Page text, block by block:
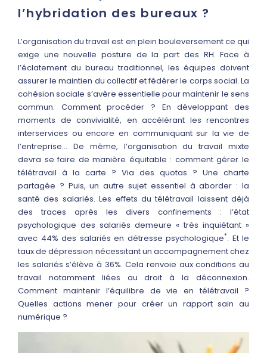
l’hybridation des bureaux ?
L’organisation du travail est en plein bouleversement ce qui
exige une nouvelle posture de la part des RH. Face à
l’éclatement du bureau traditionnel, les équipes doivent
assurer le maintien du collectif et fédérer le corps social. La
cohésion sociale s’avère essentielle pour maintenir le sens
commun. Comment procéder ? En développant des
moments de convivialité, en accélérant les rencontres
interservices ou encore en communiquant sur la vie de
l’entreprise… De même, l’organisation du travail mixte
devra se faire de manière équitable : comment gérer le
télétravail à la carte ? Via des quotas ? Une charte
partagée ? Puis, un autre sujet essentiel à aborder : la
santé des salariés. Les effets du télétravail laissent déjà
des traces après les divers confinements : l’état
psychologique des salariés demeure « très inquiétant »
avec 44% des salariés en détresse psychologique*. Et le
taux de dépression nécessitant un accompagnement chez
les salariés s’élève à 36%. Cela renvoie aux conditions au
travail notamment liées au droit à la déconnexion.
Comment maintenir l’équilibre de vie en télétravail ?
Quelles actions mener pour créer un rapport sain au
numérique ?